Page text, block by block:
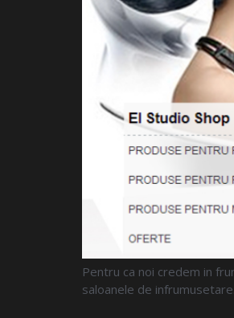
Pentru ca noi credem in
saloanele de